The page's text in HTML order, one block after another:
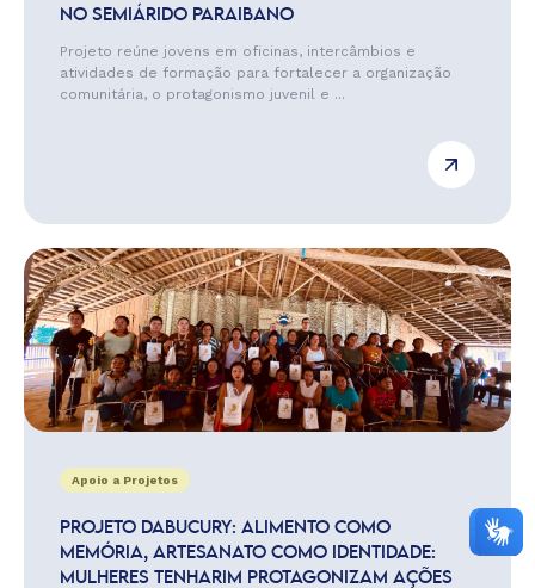
NO SEMIÁRIDO PARAIBANO
Projeto reúne jovens em oficinas, intercâmbios e
atividades de formação para fortalecer a organização
comunitária, o protagonismo juvenil e ...
Apoio a Projetos
PROJETO DABUCURY: ALIMENTO COMO
MEMÓRIA, ARTESANATO COMO IDENTIDADE:
MULHERES TENHARIM PROTAGONIZAM AÇÕES